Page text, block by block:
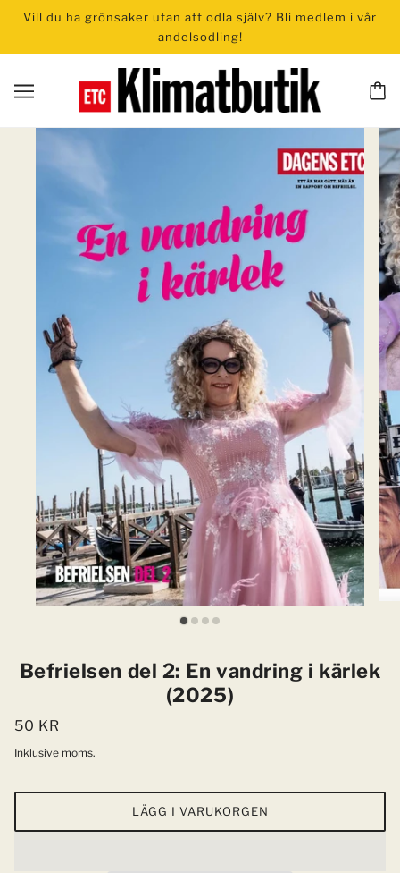
Vill du ha grönsaker utan att odla själv? Bli medlem i vår
andelsodling!
Befrielsen del 2: En vandring i kärlek
(2025)
50 KR
Inklusive moms.
LÄGG I VARUKORGEN